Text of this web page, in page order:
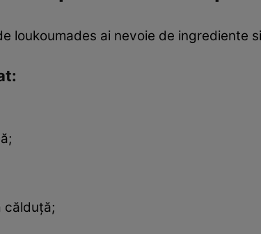
loukoumades ai nevoie de ingrediente
călduță;